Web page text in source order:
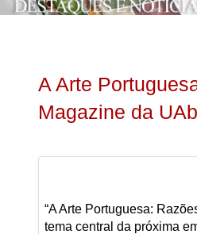
A Arte
Magazine da UAb
“A Arte Portuguesa:
tema central da próxima